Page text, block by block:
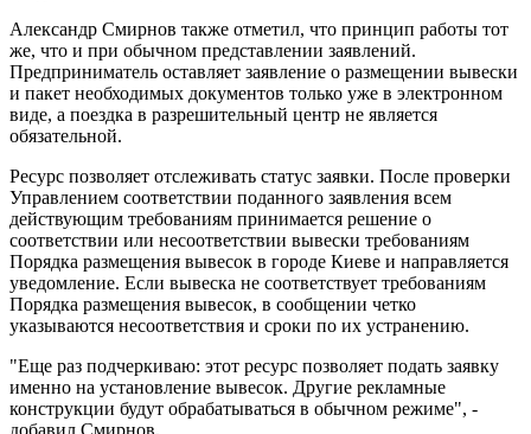
Александр Смирнов также отметил, что принцип работы тот
же, что и при обычном представлении заявлений.
Предприниматель оставляет заявление о размещении вывески
и пакет необходимых документов только уже в электронном
виде, а поездка в разрешительный центр не является
обязательной.
Ресурс позволяет отслеживать статус заявки. После проверки
Управлением соответствии поданного заявления всем
действующим требованиям принимается решение о
соответствии или несоответствии вывески требованиям
Порядка размещения вывесок в городе Киеве и направляется
уведомление. Если вывеска не соответствует требованиям
Порядка размещения вывесок, в сообщении четко
указываются несоответствия и сроки по их устранению.
"Еще раз подчеркиваю: этот ресурс позволяет подать заявку
именно на установление вывесок. Другие рекламные
конструкции будут обрабатываться в обычном режиме", -
добавил Смирнов.